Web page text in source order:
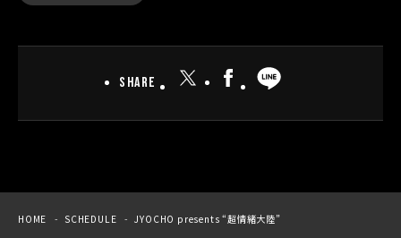
SHARE
HOME SCHEDULE JYOCHO presents “超情緒大陸”